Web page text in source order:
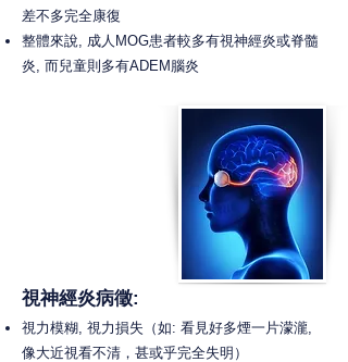
差不多完全康復
整體來說, 成人MOG患者較多有視神經炎或脊髓
炎, 而兒童則多有ADEM腦炎
視神經炎病徵:
視力模糊, 視力損失 （如: 看見好多煙一片濛瀧,
像大近視看不清，甚或乎完全失明）